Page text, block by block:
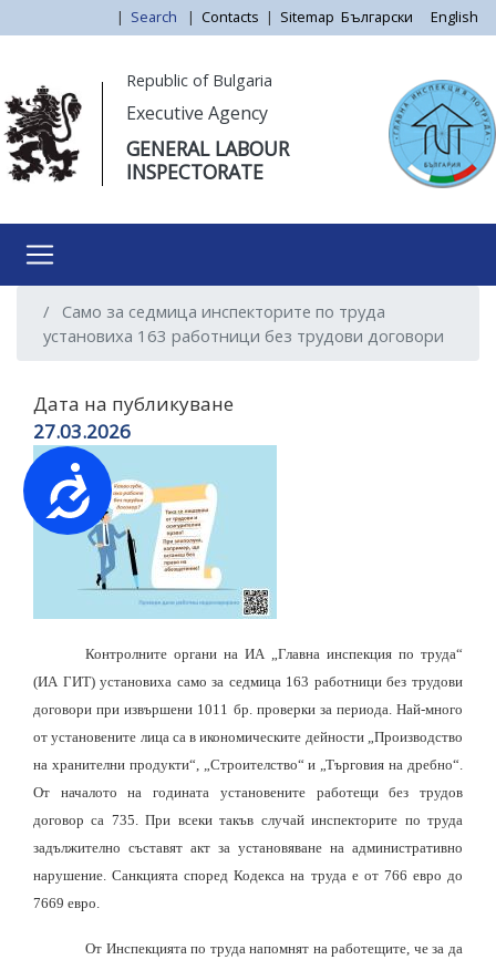
Достъпност
обърнете
внимание:
Този
уебсайт
система
за
достъпност.
Skip
to
main
Български English
| Search | Contacts | Sitemap
Republic of Bulgaria
Executive Agency
GENERAL LABOUR
INSPECTORATE
Само за седмица инспекторите по труда
установиха 163 работници без трудови договори
Дата на публикуване
27.03.2026
Контролните органи на ИА „Главна инспекция по труда“
(ИА ГИТ) установиха само за седмица 163 работници без трудови
договори при извършени 1011 бр. проверки за периода. Най-много
от установените лица са в икономическите дейности „Производство
на хранителни продукти“, „Строителство“ и „Търговия на дребно“.
От началото на годината установените работещи без трудов
договор са 735. При всеки такъв случай инспекторите по труда
задължително съставят акт за установяване на административно
нарушение. Санкцията според Кодекса на труда е от 766 евро до
7669 евро.
От Инспекцията по труда напомнят на работещите, че за да